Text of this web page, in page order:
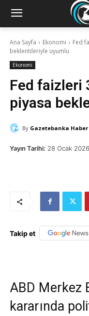
Ana Sayfa Ekonomi
Fed
beklentileriyle uyumlu
Ekonomi
Fed faizleri
piyasa
By Gazetebanka
Yayın Tarihi: 28 Ocak
Takip et
ABD Merkez
kararında